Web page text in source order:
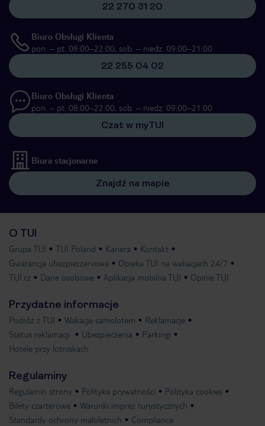
22 270 31 20
Biuro Obsługi Klienta
pon. – pt. 08:00–22:00, sob. – niedz. 09:00–21:00
22 255 04 02
Biuro Obsługi Klienta
pon. – pt. 08:00–22:00, sob. – niedz. 09:00–21:00
Czat w myTUI
Biura stacjonarne
Znajdź na mapie
O TUI
Grupa TUI TUI Poland Kariera
Kontakt
Gwarancja ubezpieczeniowa
Opieka TUI na wakacjach 24/7
TUI.cz
Dane osobowe Aplikacja mobilna TUI Opinie TUI
Przydatne informacje
Podróż z TUI Wakacje samolotem
Reklamacje
Status reklamacji
Ubezpieczenia
Parkingi
Hotele przy lotniskach
Regulaminy
Regulamin strony Polityka prywatności
Polityka cookies
Bilety czarterowe
Warunki imprez turystycznych
Standardy ochrony małoletnich
Compliance